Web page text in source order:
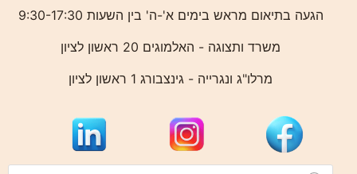
הגעה בתיאום מראש בימים א'-ה' בין השעות 9:30-17:30
משרד ותצוגה - האלמוגים 20 ראשון לציון
מרלו"ג ונגרייה - גינצבורג 1 ראשון לציון